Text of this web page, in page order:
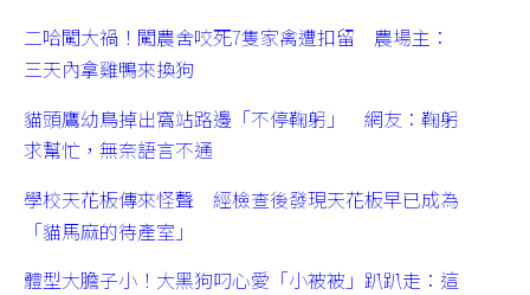
二哈闖大禍！闖農舍咬死7隻家禽遭扣留 農場主：
三天內拿雞鴨來換狗
貓頭鷹幼鳥掉出窩站路邊「不停鞠躬」 網友：鞠躬
求幫忙，無奈語言不通
學校天花板傳來怪聲 經檢查後發現天花板早已成為
「貓馬麻的待產室」
體型大膽子小！大黑狗叼心愛「小被被」趴趴走：這